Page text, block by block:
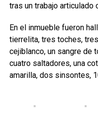
tras un trabajo articulado
En el inmueble fueron
tierrelita, tres toches,
cejiblanco, un sangre de
cuatro saltadores, una
amarilla, dos sinsontes,